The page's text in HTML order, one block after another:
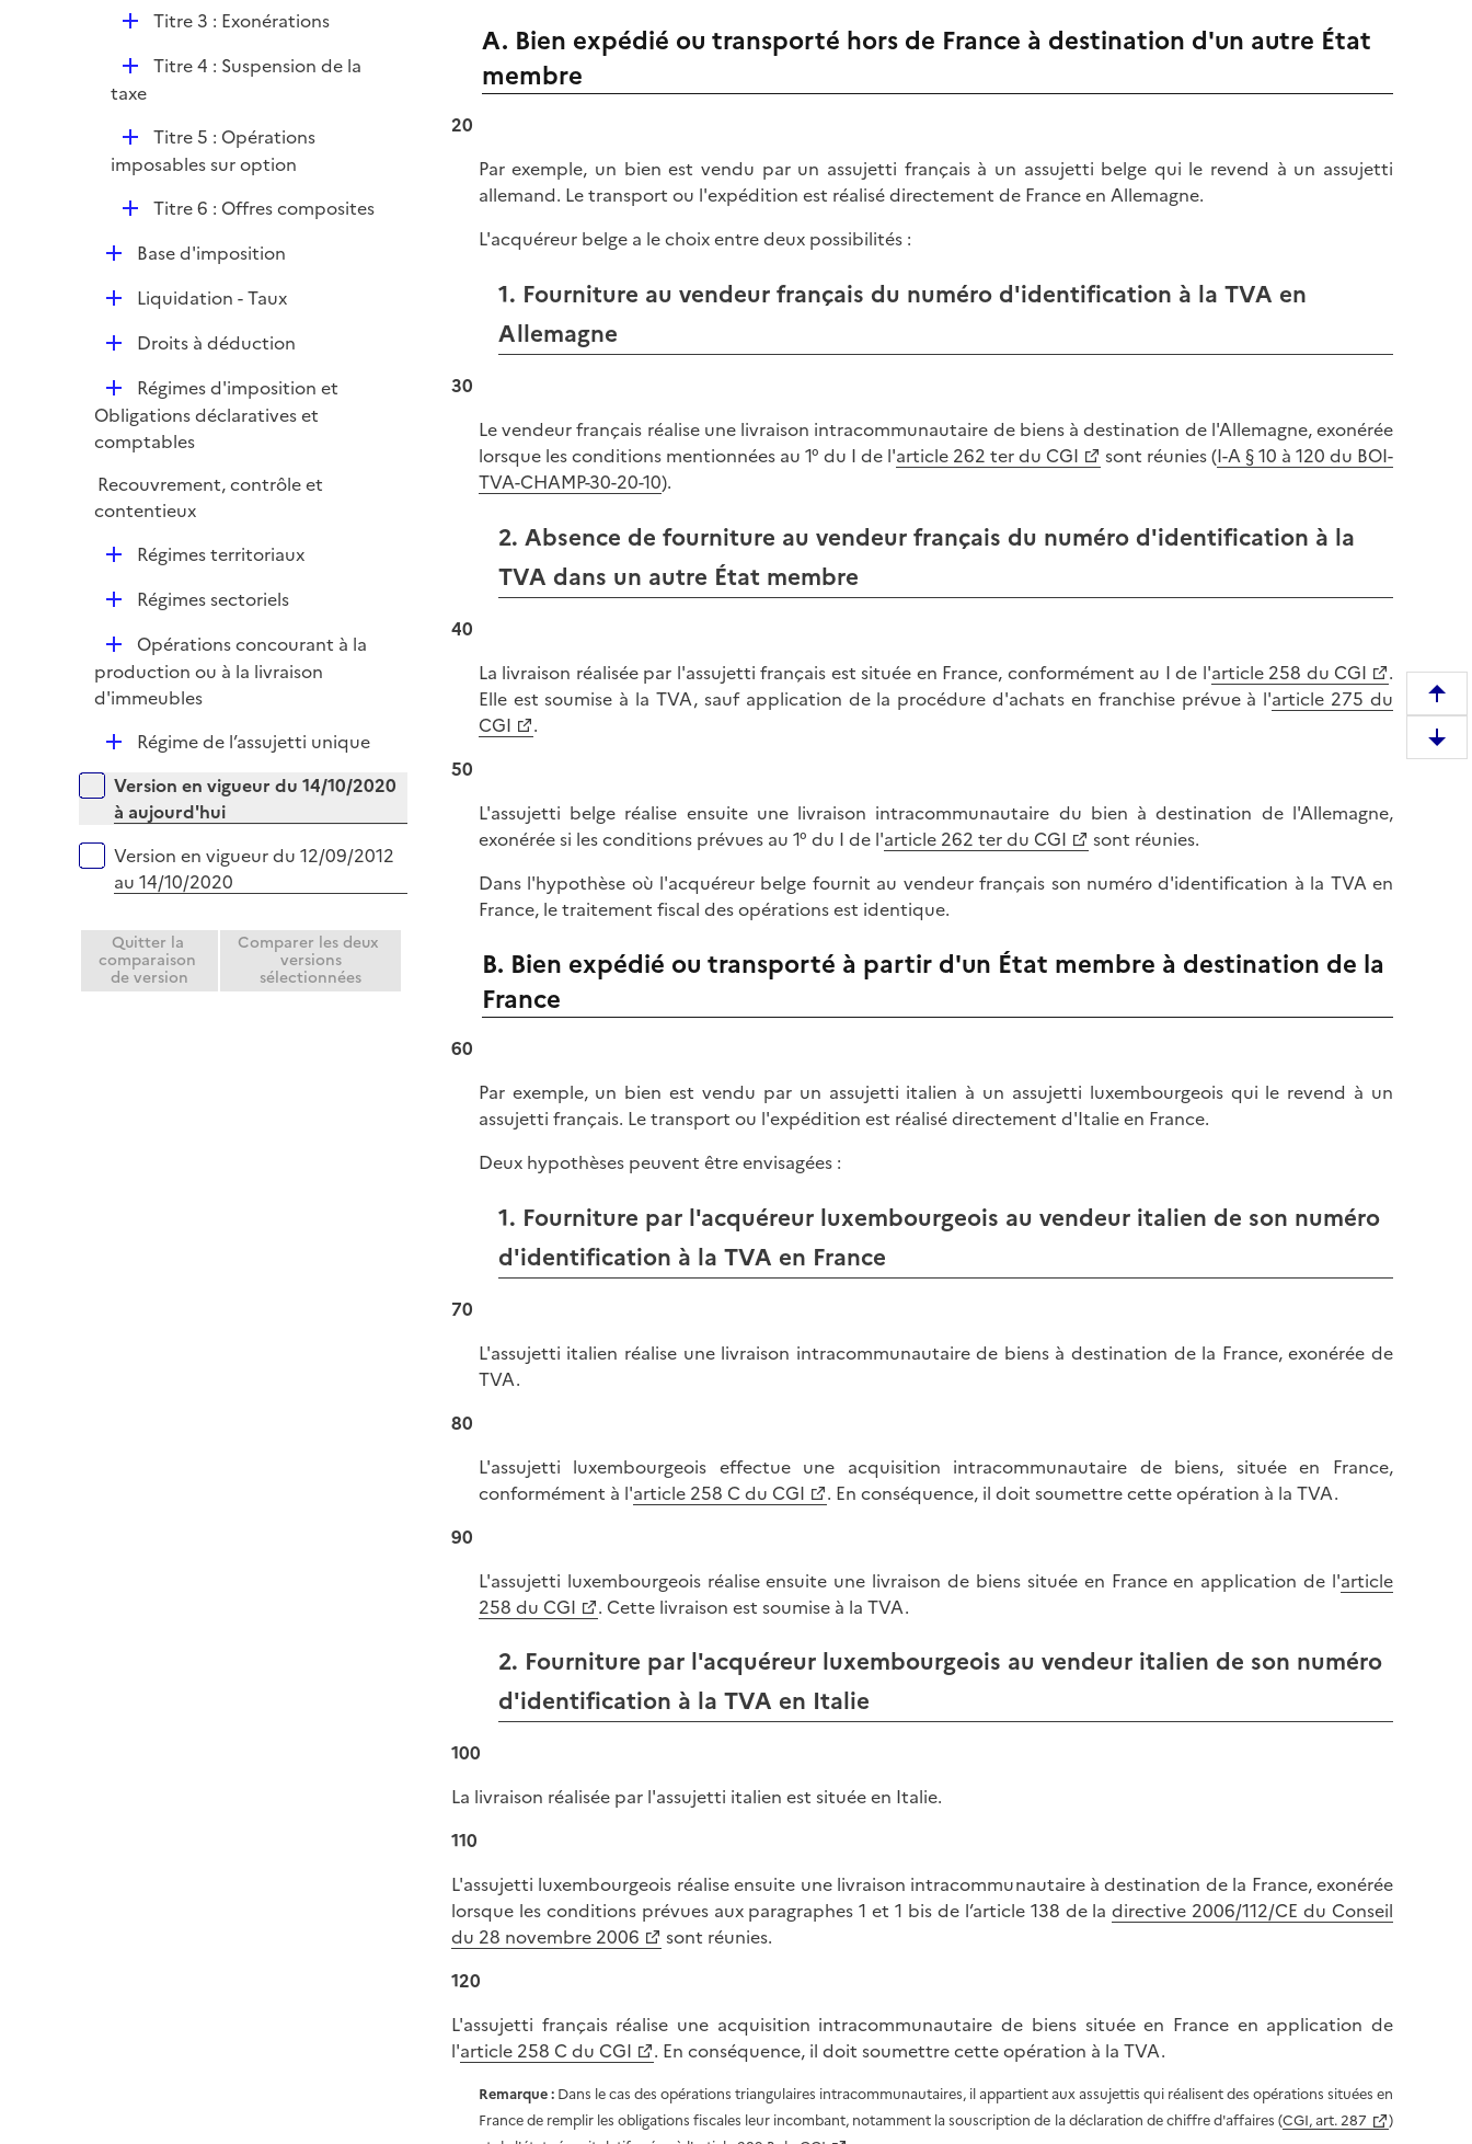
D
l
r
Titre 3 : Exonérations
D
é
i
Titre 4 : Suspension de la
taxe
D
é
i
e
r
Titre 5 : Opérations
imposables sur option
D
p
i
e
Titre 6 : Offres composites
D
r
Base d'imposition
D
i
e
r
Liquidation - Taux
D
l
i
r
Droits à déduction
D
é
p
i
e
Régimes d'imposition et
Obligations déclaratives et
comptables
Recouvrement, contrôle et
contentieux
D
e
r
Régimes territoriaux
D
l
i
Régimes sectoriels
D
é
p
e
r
Opérations concourant à la
production ou à la livraison
d'immeubles
D
p
l
i
r
Régime de l’assujetti unique
Versions sur la période
Version en vigueur du 14/10/2020
à aujourd'hui
Version en vigueur du 12/09/2012
au 14/10/2020
Quitter la
comparaison
de version
Comparer les deux
versions
sélectionnées
A. Bien expédié ou transporté hors de France à destination d'un autre État
membre
20
Par exemple, un bien est vendu par un assujetti français à un assujetti belge qui le revend à un assujetti
allemand. Le transport ou l'expédition est réalisé directement de France en Allemagne.
L'acquéreur belge a le choix entre deux possibilités :
1. Fourniture au vendeur français du numéro d'identification à la TVA en
Allemagne
30
Le vendeur français réalise une livraison intracommunautaire de biens à destination de l'Allemagne, exonérée
lorsque les conditions mentionnées au 1° du I de l'article 262 terdu CGI sont réunies (I-A § 10 à 120 du BOI-
TVA-CHAMP-30-20-10).
2. Absence de fourniture au vendeur français du numéro d'identification à la
TVA dans un autre État membre
40
La livraison réalisée par l'assujetti français est située en France, conformément au I de l'article 258 du CGI
.
Elle est soumise à la TVA, sauf application de la procédure d'achats en franchise prévue à l'article 275 du
CGI
.
50
L'assujetti belge réalise ensuite une livraison intracommunautaire du bien à destination de l'Allemagne,
exonérée si les conditions prévues au 1° du I de l'article 262 ter du CGI
sont réunies.
Dans l'hypothèse où l'acquéreur belge fournit au vendeur français son numéro d'identification à la TVA en
France, le traitement fiscal des opérations est identique.
B. Bien expédié ou transporté à partir d'un État membre à destination de la
France
60
Par exemple, un bien est vendu par un assujetti italien à un assujetti luxembourgeois qui le revend à un
assujetti français. Le transport ou l'expédition est réalisé directement d'Italie en France.
Deux hypothèses peuvent être envisagées :
1. Fourniture par l'acquéreur luxembourgeois au vendeur italien de son numéro
d'identification à la TVA en France
70
L'assujetti italien réalise une livraison intracommunautaire de biens à destination de la France, exonérée de
TVA.
80
L'assujetti luxembourgeois effectue une acquisition intracommunautaire de biens, située en France,
conformément à l'article 258 C du CGI
. En conséquence, il doit soumettre cette opération à la TVA.
90
L'assujetti luxembourgeois réalise ensuite une livraison de biens située en France en application de l'article
258 du CGI
. Cette livraison est soumise à la TVA.
2. Fourniture par l'acquéreur luxembourgeois au vendeur italien de son numéro
d'identification à la TVA en Italie
100
La livraison réalisée par l'assujetti italien est située en Italie.
110
L'assujetti luxembourgeois réalise ensuite une livraison intracommunautaire à destination de la France, exonérée
lorsque les conditions prévues aux paragraphes 1 et 1 bis de l’article 138 de ladirective 2006/112/CE du Conseil
du 28 novembre 2006
sont réunies.
120
L'assujetti français réalise une acquisition intracommunautaire de biens située en France en application de
l'article 258 C du CGI . En conséquence, il doit soumettre cette opération à la TVA.
Remarque :Dans le cas des opérations triangulaires intracommunautaires, il appartient aux assujettis qui réalisent des opérations situées en
France de remplir les obligations fiscales leur incombant, notamment la souscription de la déclaration de chiffre d'affaires (CGI, art. 287
)
e
m
D